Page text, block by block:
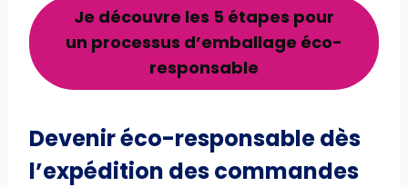
Je découvre les 5 étapes pour
un processus d’emballage éco-
responsable
Devenir éco-responsable dès
l’expédition des commandes